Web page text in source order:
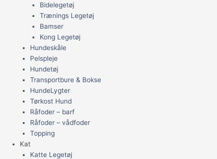
Bidelegetøj
Trænings Legetøj
Bamser
Kong Legetøj
Hundeskåle
Pelspleje
Hundetøj
Transportbure & Bokse
HundeLygter
Tørkost Hund
Råfoder – barf
Råfoder – vådfoder
Topping
Kat
Katte Legetøj